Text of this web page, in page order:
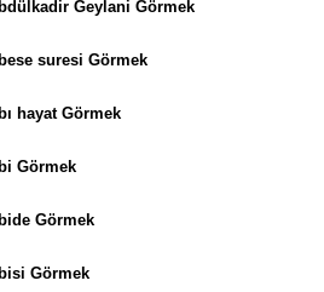
Geylani Görmek
suresi Görmek
hayat Görmek
Görmek
Görmek
Görmek